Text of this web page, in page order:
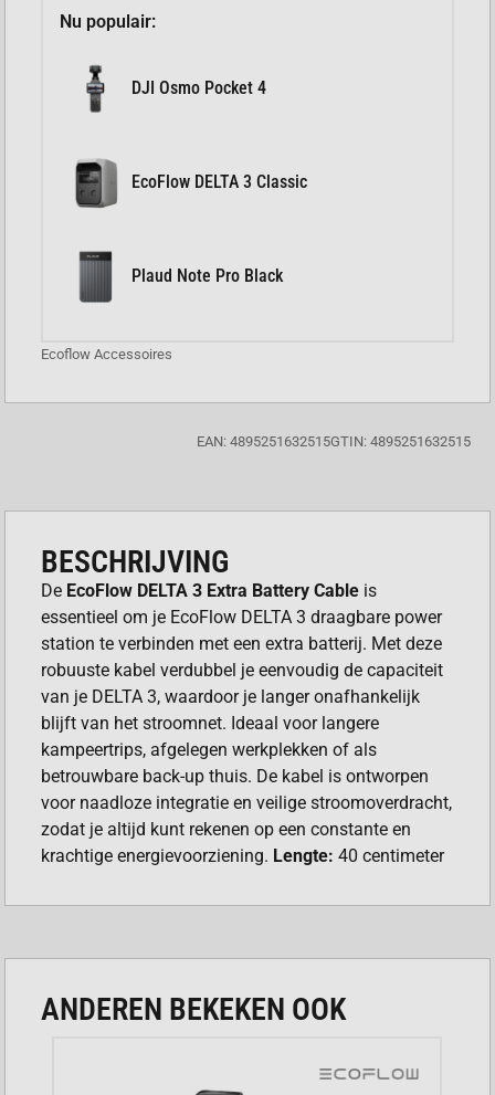
Nu populair:
DJI Osmo Pocket 4
EcoFlow DELTA 3 Classic
Plaud Note Pro Black
Ecoflow Accessoires
EAN: 4895251632515GTIN: 4895251632515
BESCHRIJVING
De EcoFlow DELTA 3 Extra Battery Cable is
essentieel om je EcoFlow DELTA 3 draagbare power
station te verbinden met een extra batterij. Met deze
robuuste kabel verdubbel je eenvoudig de capaciteit
van je DELTA 3, waardoor je langer onafhankelijk
blijft van het stroomnet. Ideaal voor langere
kampeertrips, afgelegen werkplekken of als
betrouwbare back-up thuis. De kabel is ontworpen
voor naadloze integratie en veilige stroomoverdracht,
zodat je altijd kunt rekenen op een constante en
krachtige energievoorziening. Lengte: 40 centimeter
ANDEREN BEKEKEN OOK